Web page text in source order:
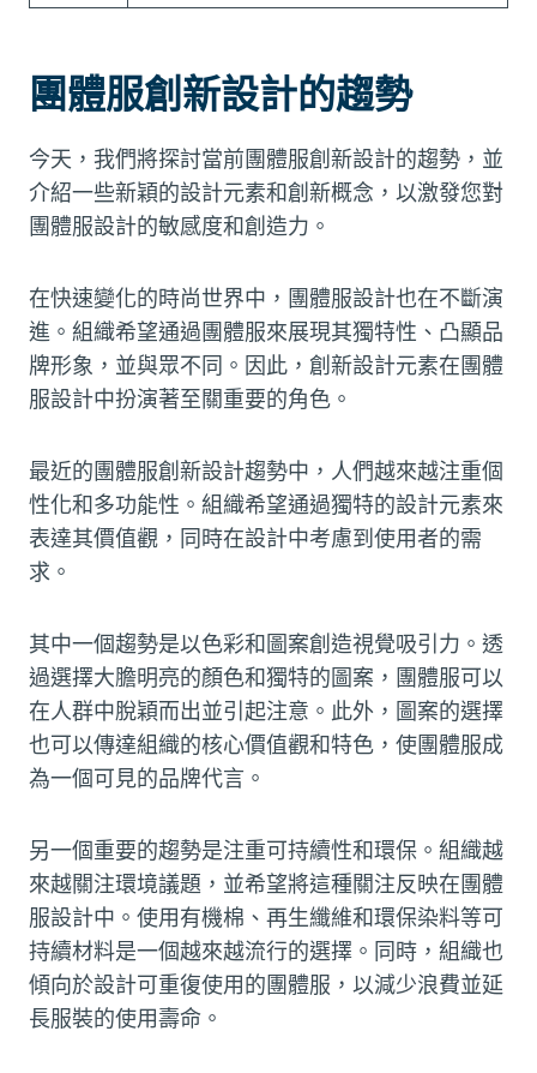
團體服創新設計的趨勢
今天，我們將探討當前團體服創新設計的趨勢，並
介紹一些新穎的設計元素和創新概念，以激發您對
團體服設計的敏感度和創造力。
在快速變化的時尚世界中，團體服設計也在不斷演
進。組織希望通過團體服來展現其獨特性、凸顯品
牌形象，並與眾不同。因此，創新設計元素在團體
服設計中扮演著至關重要的角色。
最近的團體服創新設計趨勢中，人們越來越注重個
性化和多功能性。組織希望通過獨特的設計元素來
表達其價值觀，同時在設計中考慮到使用者的需
求。
其中一個趨勢是以色彩和圖案創造視覺吸引力。透
過選擇大膽明亮的顏色和獨特的圖案，團體服可以
在人群中脫穎而出並引起注意。此外，圖案的選擇
也可以傳達組織的核心價值觀和特色，使團體服成
為一個可見的品牌代言。
另一個重要的趨勢是注重可持續性和環保。組織越
來越關注環境議題，並希望將這種關注反映在團體
服設計中。使用有機棉、再生纖維和環保染料等可
持續材料是一個越來越流行的選擇。同時，組織也
傾向於設計可重復使用的團體服，以減少浪費並延
長服裝的使用壽命。